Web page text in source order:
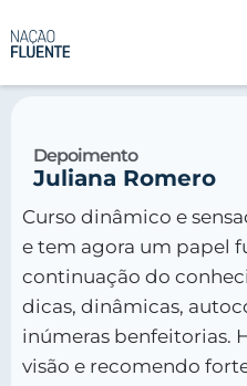
Depoimento
Juliana Romero
Curso dinâmico e
e tem agora um papel
continuação do
dicas, dinâmicas,
inúmeras benfeitorias.
visão e recomendo